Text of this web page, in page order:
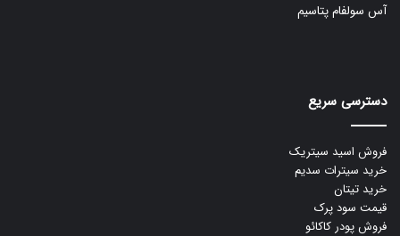
آس سولفام پتاسیم
دسترسی سریع
فروش اسید سیتریک
خرید سیترات سدیم
خرید تیتان
قیمت سود پرک
فروش پودر کاکائو